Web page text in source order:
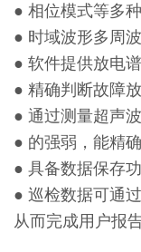
● 相位模式等多
● 时域波形多周
● 软件提供放电
● 精确判断故障放
● 通过测量超声
● 的强弱，能精
● 具备数据保存
● 巡检数据可通
从而完成用户报